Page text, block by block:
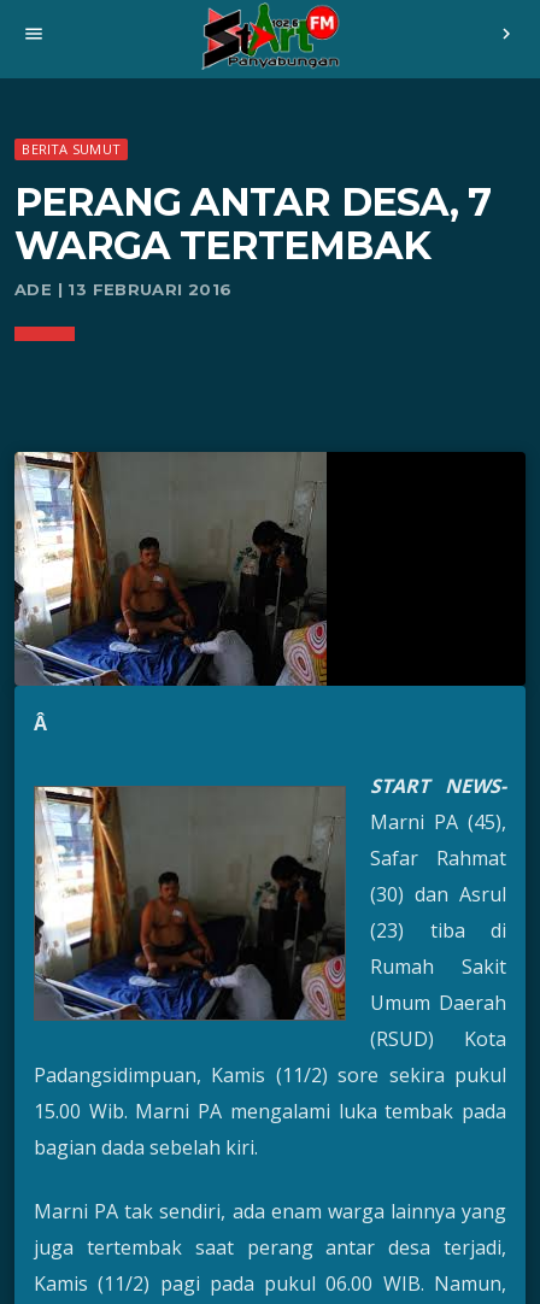
menu chevron_right
BERITA SUMUT
PERANG ANTAR DESA, 7
WARGA TERTEMBAK
ADE | 13 FEBRUARI 2016
Â
START NEWS-
Marni PA (45),
Safar Rahmat
(30) dan Asrul
(23) tiba di
Rumah Sakit
Umum Daerah
(RSUD) Kota
Padangsidimpuan, Kamis (11/2) sore sekira pukul
15.00 Wib. Marni PA mengalami luka tembak pada
bagian dada sebelah kiri.
Marni PA tak sendiri, ada enam warga lainnya yang
juga tertembak saat perang antar desa terjadi,
Kamis (11/2) pagi pada pukul 06.00 WIB. Namun,